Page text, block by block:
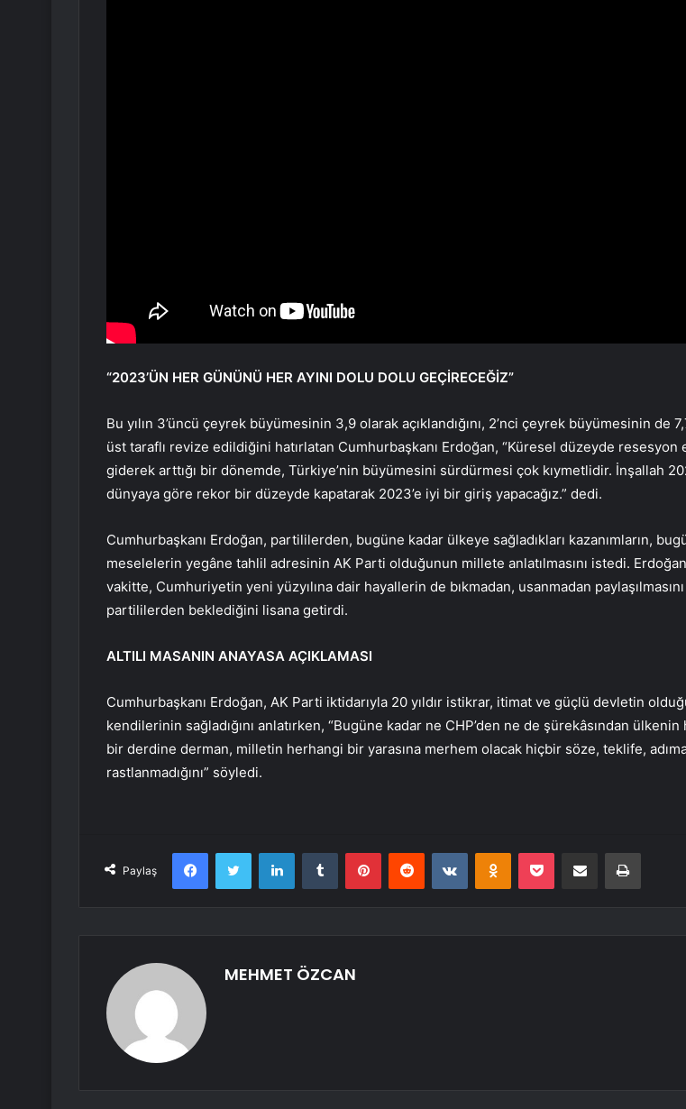
“2023’ÜN HER GÜNÜNÜ HER AYINI DOLU DOLU GEÇİRECEĞİZ”
Bu yılın 3’üncü çeyrek büyümesinin 3,9 olarak açıklandığını, 2’nci çeyrek büyümesinin de
üst taraflı revize edildiğini hatırlatan Cumhurbaşkanı Erdoğan, “Küresel düzeyde resesyon
giderek arttığı bir dönemde, Türkiye’nin büyümesini sürdürmesi çok kıymetlidir. İnşallah
dünyaya göre rekor bir düzeyde kapatarak 2023’e iyi bir giriş yapacağız.” dedi.
Cumhurbaşkanı Erdoğan, partililerden, bugüne kadar ülkeye sağladıkları kazanımların,
meselelerin yegâne tahlil adresinin AK Parti olduğunun millete anlatılmasını istedi.
vakitte, Cumhuriyetin yeni yüzyılına dair hayallerin de bıkmadan, usanmadan paylaşılmasını
partililerden beklediğini lisana getirdi.
ALTILI MASANIN ANAYASA AÇIKLAMASI
Cumhurbaşkanı Erdoğan, AK Parti iktidarıyla 20 yıldır istikrar, itimat ve güçlü devletin
kendilerinin sağladığını anlatırken, “Bugüne kadar ne CHP’den ne de şürekâsından
bir derdine derman, milletin herhangi bir yarasına merhem olacak hiçbir söze, teklife,
rastlanmadığını” söyledi.
Paylaş
FacebookTwitter LinkedInTumblr PinterestReddit VKontakteOdnoklassniki
Pocket E-Posta ile paylaş Yazdır
MEHMET ÖZCAN